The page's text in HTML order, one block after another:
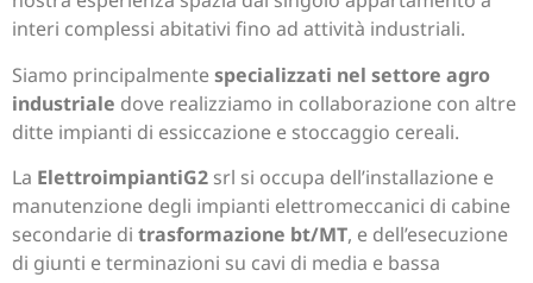
interi complessi abitativi fino ad attività industriali.
Siamo principalmentespecializzati nel settore agro
industriale dove realizziamo in collaborazione con altre
ditte impianti di essiccazione e stoccaggio cereali.
La ElettroimpiantiG2 srl si occupa dell’installazione e
manutenzione degli impianti elettromeccanici di cabine
secondarie di trasformazione bt/MT, e dell’esecuzione
di giunti e terminazioni su cavi di media e bassa